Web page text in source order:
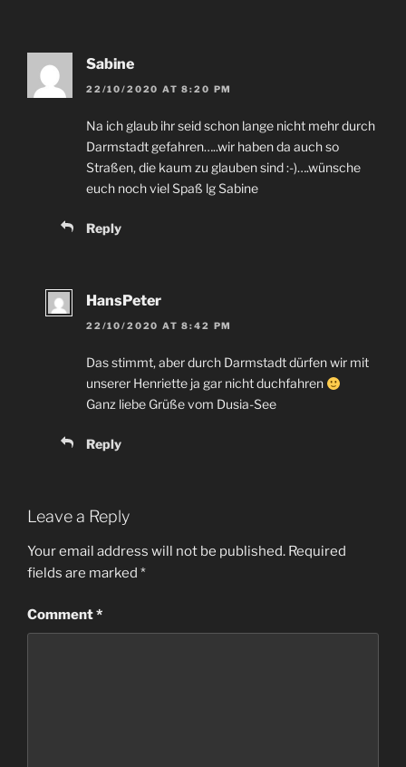
Sabine
22/10/2020 AT 8:20 PM
Na ich glaub ihr seid schon lange nicht mehr durch
Darmstadt gefahren…..wir haben da auch so
Straßen, die kaum zu glauben sind:-)….wünsche
euch noch viel Spaß lg Sabine
Reply
HansPeter
22/10/2020 AT 8:42 PM
Das stimmt,aber durch Darmstadt dürfen wir mit
unserer Henriette ja gar nicht duchfahren
Ganz liebe Grüße vom Dusia-See
Reply
Leave a Reply
Your email address will not be published. Required
fields are marked *
Comment*